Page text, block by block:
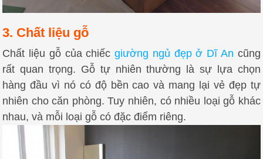
3. Chất liệu gỗ
Chất liệu gỗ của chiếcgiường ngủ đẹp ở Dĩ An cũng
rất quan trọng. Gỗ tự nhiên thường là sự lựa chọn
hàng đầu vì nó có độ bền cao và mang lại vẻ đẹp tự
nhiên cho căn phòng. Tuy nhiên, có nhiều loại gỗ khác
nhau, và mỗi loại gỗ có đặc điểm riêng.